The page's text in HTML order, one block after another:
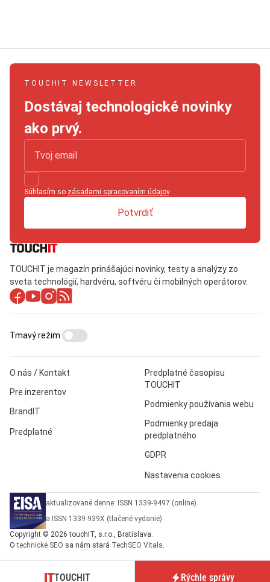
TOUCHIT NEWSLETTER
Dostávaj technologické novinky
ako prvý.
Súhlasím so zásadami spracovaním údajov.
Potvrdiť
TOUCHIT je magazín prinášajúci novinky, testy a analýzy zo
sveta technológií, hardvéru, softvéru či mobilných operátorov.
O nás / Kontakt
Pre inzerentov
BrandIT
Predplatné
Predplatné časopisu
TOUCHIT
Podmienky používania webu
Podmienky predaja
predplatného
GDPR
Nastavenia cookies
Tmavý režim
aktualizované denne: ISSN 1339-9497 (online)
a ISSN 1339-939X (tlačené vydanie)
Copyright © 2026 touchIT, s.r.o., Bratislava.
Otechnické SEO sa nám stará TechSEO Vitals.
TOUCHIT Rýchle správy